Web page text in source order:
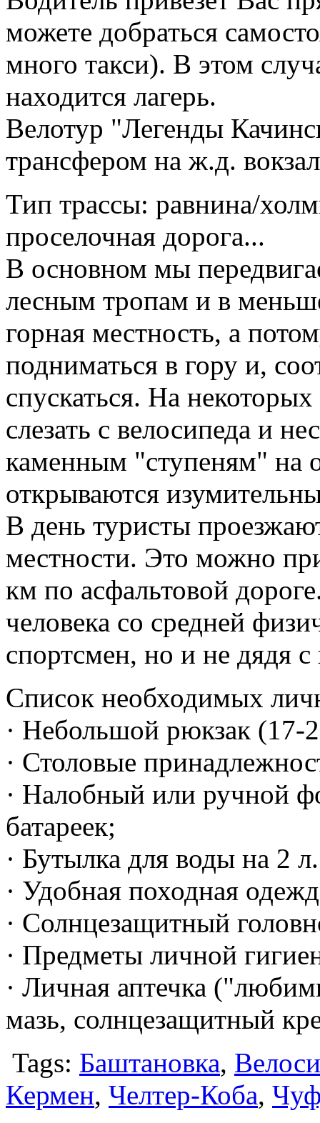
можете добраться
много такси). В этом
находится лагерь.
Велотур "Легенды
трансфером на ж.д.
Тип трассы: равнина/
проселочная дорога...
В основном мы
лесным тропам и в
горная местность, а
подниматься в гору и,
спускаться. На
слезать с велосипеда и
каменным "ступеням" на
открываются
В день туристы
местности. Это можно
км по асфальтовой
человека со средней
спортсмен, но и не дядя
Список необходимых
· Небольшой рюкзак
· Столовые
· Налобный или ручной
батареек;
· Бутылка для воды на 2
· Удобная походная
· Солнцезащитный
· Предметы личной
· Личная аптечка
мазь, солнцезащитный
Tags: Баштановка,
Кермен, Челтер-Коба,